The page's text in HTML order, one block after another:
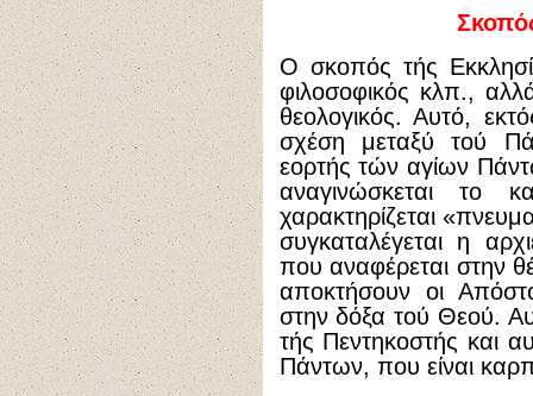
Ο σκοπός τής
φιλοσοφικός κλπ.,
θεολογικός. Αυτό,
σχέση μεταξύ τού
εορτής τών αγίων
αναγινώσκεται το
χαρακτηρίζεται
συγκαταλέγεται η
που αναφέρεται στην
αποκτήσουν οι
στην δόξα τού Θεού.
τής Πεντηκοστής και
Πάντων, που είναι